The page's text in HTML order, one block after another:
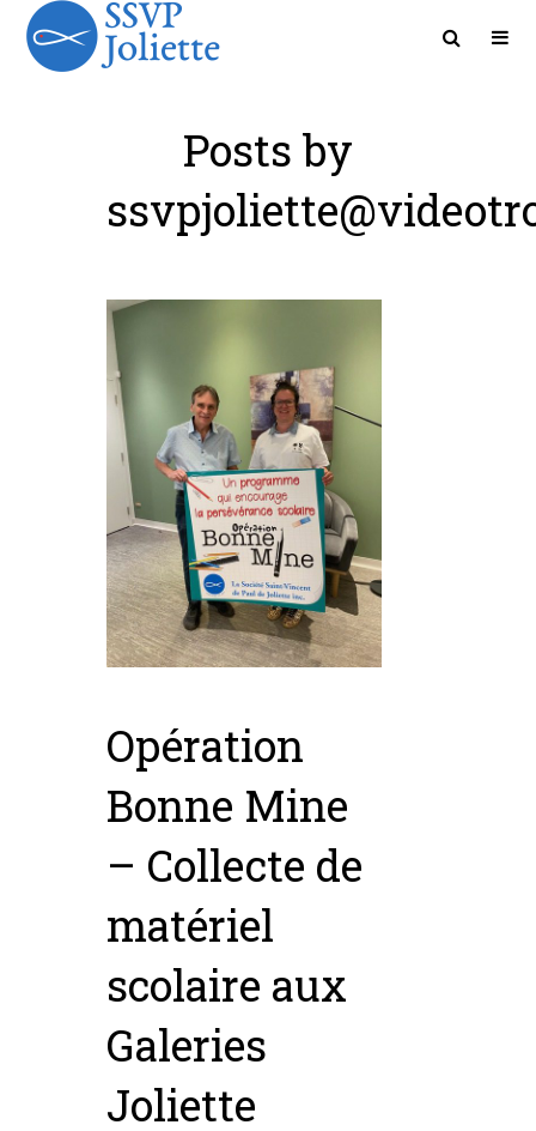
Posts by
Opération
Bonne Mine
– Collecte de
matériel
scolaire aux
Galeries
Joliette